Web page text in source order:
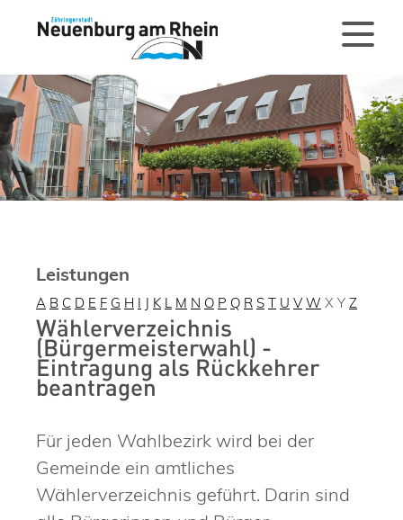
Leistungen
A B C D E F G H I J K L M N O P Q R S T U V W X Y Z
Wählerverzeichnis
(Bürgermeisterwahl) -
Eintragung als Rückkehrer
beantragen
Für jeden Wahlbezirk wird bei der
Gemeinde ein amtliches
Wählerverzeichnis geführt. Darin sind